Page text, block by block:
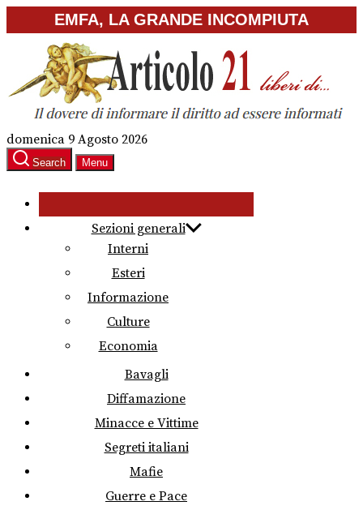
to
content
EMFA, LA GRANDE INCOMPIUTA
domenica 9 Agosto 2026
Search Menu
Sezioni generali
Interni
Esteri
Informazione
Culture
Economia
Bavagli
Diffamazione
Minacce e Vittime
Segreti italiani
Mafie
Guerre e Pace